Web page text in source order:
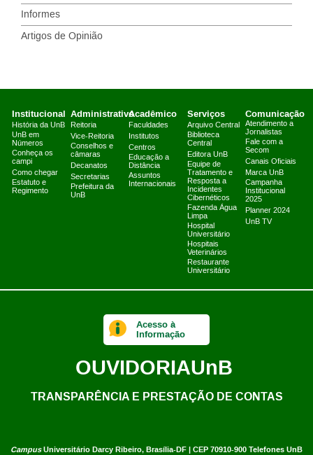
Informes
Artigos de Opinião
Institucional
História da UnB
UnB em
Números
Conheça os
campi
Como chegar
Estatuto e
Regimento
Administrativo
Reitoria
Vice-Reitoria
Conselhos e
câmaras
Decanatos
Secretarias
Prefeitura da
UnB
Acadêmico
Faculdades
Institutos
Centros
Educação a
Distância
Assuntos
Internacionais
Serviços
Arquivo Central
Biblioteca
Central
Editora UnB
Equipe de
Tratamento e
Resposta a
Incidentes
Cibernéticos
Fazenda Água
Limpa
Hospital
Universitário
Hospitais
Veterinários
Restaurante
Universitário
Comunicação
Atendimento a
Jornalistas
Fale com a
Secom
Canais Oficiais
Marca UnB
Campanha
Institucional
2025
Planner 2024
UnB TV
CampusUniversitário Darcy Ribeiro, Brasília-DF | CEP 70910-900 Telefones UnB
Acesso à
Informação
OUVIDORIAUnB
TRANSPARÊNCIA E PRESTAÇÃO DE CONTAS